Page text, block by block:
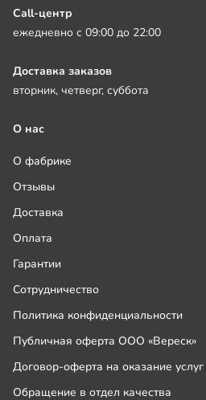
Call-центр
ежедневно с 09:00 до 22:00
Доставка заказов
вторник, четверг, суббота
О нас
О фабрике
Отзывы
Доставка
Оплата
Гарантии
Сотрудничество
Политика конфиденциальности
Публичная оферта ООО «Вереск»
Договор-оферта на оказание услуг
Обращение в отдел качества